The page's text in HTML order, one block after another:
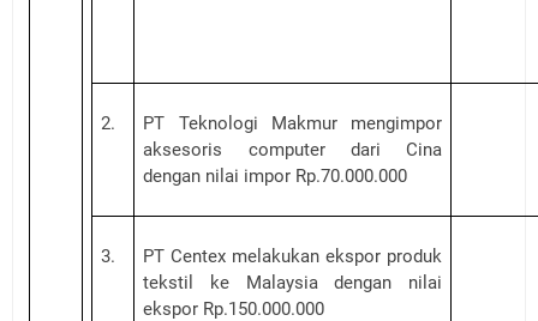
2.
PT Teknologi Makmur mengimpor
aksesoris computer dari Cina
dengan nilai impor Rp.70.000.000
3.
PT Centex melakukan ekspor produk
tekstil ke Malaysia dengan nilai
ekspor Rp.150.000.000